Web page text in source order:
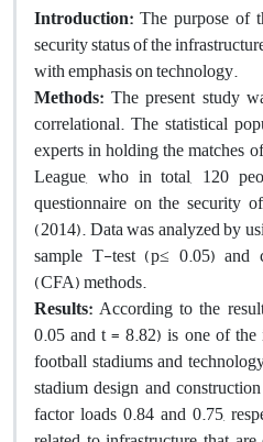
Introduction: The purpose of
security status of the
with emphasis on technology.
Methods: The present study
correlational. The statistical
experts in holding the matches
League, who in total, 120
questionnaire on the security
(2014). Data was analyzed by
sample T-test (p≤ 0.05) and
(CFA) methods.
Results:According to the
0.05 and t = 8.82) is one of
football stadiums and
stadium design and
factor loads 0.84 and 0.75,